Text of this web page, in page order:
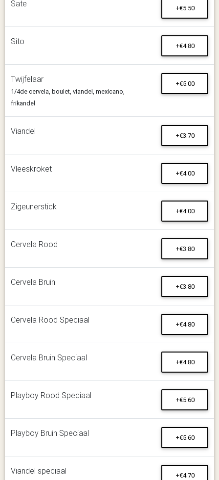
Sate +€5.50
Sito +€4.80
Twijfelaar
1/4de cervela, boulet, viandel, mexicano,
frikandel
+€5.00
Viandel +€3.70
Vleeskroket +€4.00
Zigeunerstick +€4.00
Cervela Rood +€3.80
Cervela Bruin +€3.80
Cervela Rood Speciaal +€4.80
Cervela Bruin Speciaal +€4.80
Playboy Rood Speciaal +€5.60
Playboy Bruin Speciaal +€5.60
Viandel speciaal +€4.70